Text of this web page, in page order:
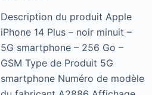
Description du produit Apple
iPhone 14 Plus – noir minuit –
5G smartphone – 256 Go –
GSM Type de Produit 5G
smartphone Numéro de modèle